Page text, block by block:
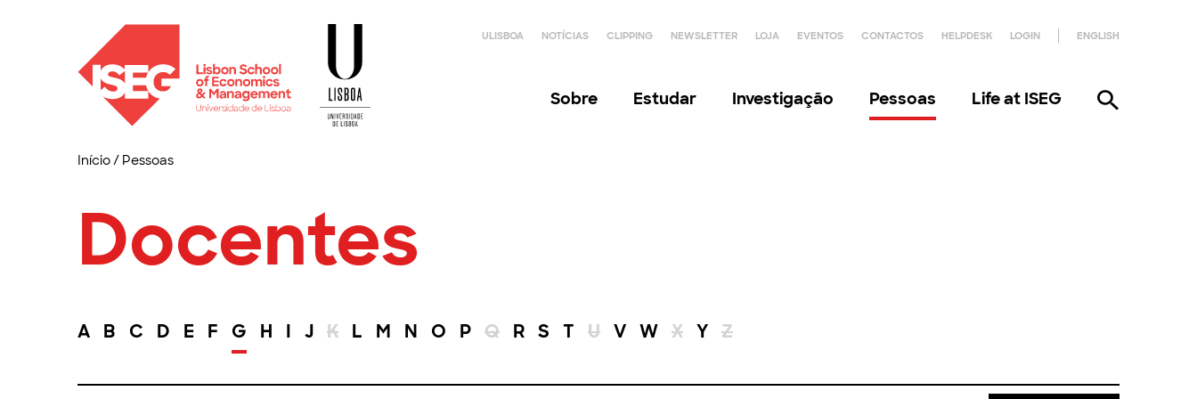
ULISBOA NOTÍCIAS CLIPPING NEWSLETTER LOJA EVENTOS CONTACTOS HELPDESK LOGIN ENGLISH
Sobre Estudar Investigação Pessoas Life at ISEG
Início/ Pessoas
Docentes
A B C D E F G H I J K L M N O P Q R S T U V W X Y Z